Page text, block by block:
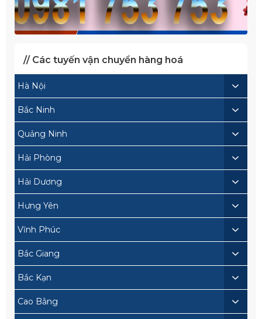
// Các tuyến vận chuyển hàng hoá
Hà Nội
Bắc Ninh
Quảng Ninh
Hải Phòng
Hải Dương
Hưng Yên
Vĩnh Phúc
Bắc Giang
Bắc Kạn
Cao Bằng